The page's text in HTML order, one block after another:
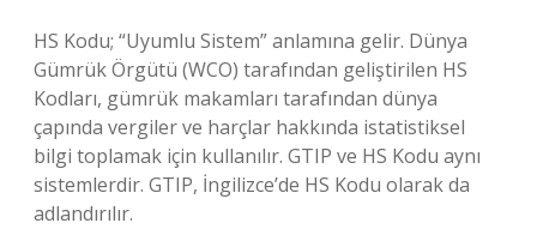
HS Kodu; “Uyumlu Sistem” anlamına gelir. Dünya
Gümrük Örgütü (WCO) tarafından geliştirilen HS
Kodları, gümrük makamları tarafından dünya
çapında vergiler ve harçlar hakkında istatistiksel
bilgi toplamak için kullanılır. GTIP ve HS Kodu aynı
sistemlerdir. GTIP, İngilizce’de HS Kodu olarak da
adlandırılır.